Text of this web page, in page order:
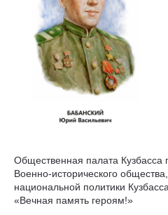
Общественная палата Кузбасса
Военно-исторического
национальной политики
«Вечная память героям!»